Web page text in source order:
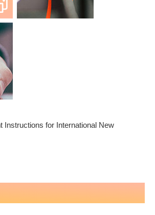
Instructions for International New